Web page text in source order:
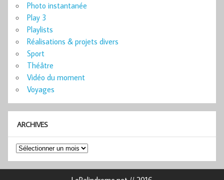
Photo instantanée
Play 3
Playlists
Réalisations & projets divers
Sport
Théâtre
Vidéo du moment
Voyages
ARCHIVES
Archives